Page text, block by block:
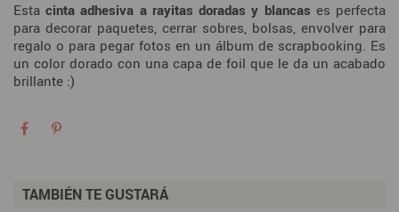
Estacinta adhesiva a rayitas doradas y blancas es perfecta
para decorar paquetes, cerrar sobres, bolsas, envolver para
regalo o para pegar fotos en un álbum de scrapbooking. Es
un color dorado con una capa de foil que le da un acabado
brillante :)
TAMBIÉN TE GUSTARÁ